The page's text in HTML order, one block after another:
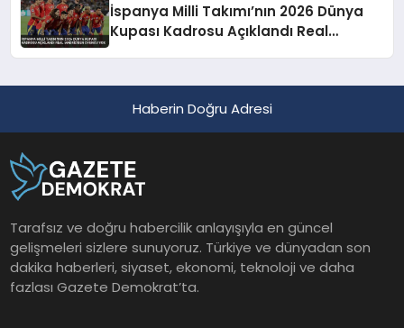
İspanya Milli Takımı’nın 2026 Dünya
Kupası Kadrosu Açıklandı Real
Haberin Doğru Adresi
Tarafsız ve doğru habercilik anlayışıyla en güncel
gelişmeleri sizlere sunuyoruz. Türkiye ve dünyadan son
dakika haberleri, siyaset, ekonomi, teknoloji ve daha
fazlası Gazete Demokrat’ta.